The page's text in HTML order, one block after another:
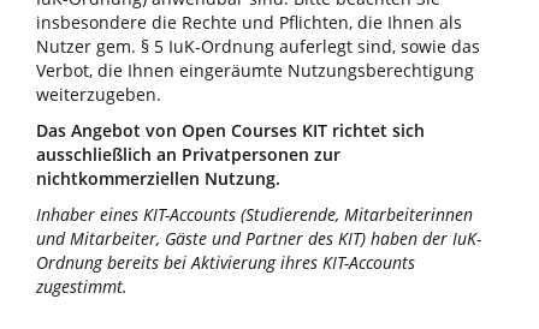
insbesondere die Rechte und Pflichten, die Ihnen als
Nutzer gem. § 5 IuK-Ordnung auferlegt sind, sowie das
Verbot, die Ihnen eingeräumte Nutzungsberechtigung
weiterzugeben.
Das Angebot von Open Courses KIT richtet sich
ausschließlich an Privatpersonen zur
nichtkommerziellen Nutzung.
Inhaber eines KIT-Accounts (Studierende, Mitarbeiterinnen
und Mitarbeiter, Gäste und Partner des KIT) haben der IuK-
Ordnung bereits bei Aktivierung ihres KIT-Accounts
zugestimmt.